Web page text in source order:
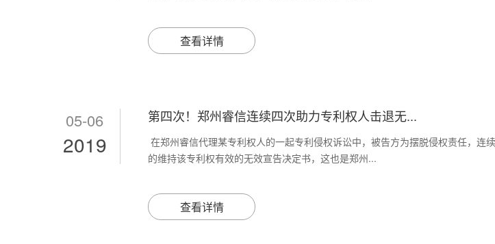
查看详情
05-06
2019
第四次！郑州睿信连续四次助力专利权人击退无...
在郑州睿信代理某专利权人的一起专利侵权诉讼中，被告方为摆脱侵权责任，
的维持该专利权有效的无效宣告决定书，这也是郑州...
查看详情